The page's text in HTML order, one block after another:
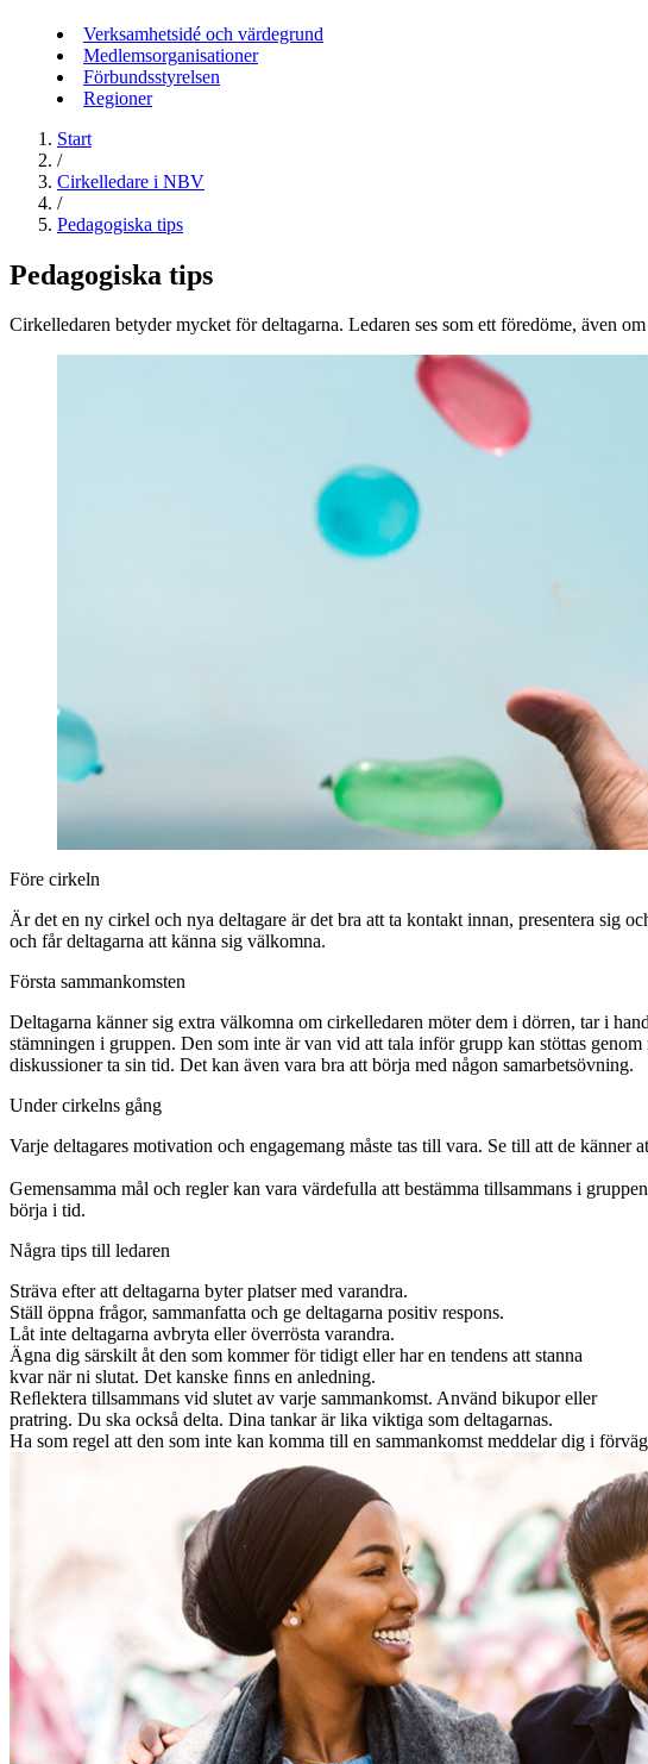
Verksamhetsidé och värdegrund
Medlemsorganisationer
Förbundsstyrelsen
Regioner
Start
/
Cirkelledare i NBV
/
Pedagogiska tips
Pedagogiska tips
Cirkelledaren betyder mycket för deltagarna. Ledaren ses som ett föredöme, även
Före cirkeln
Är det en ny cirkel och nya deltagare är det bra att ta kontakt innan, presentera sig
och får deltagarna att känna sig välkomna.
Första sammankomsten
Deltagarna känner sig extra välkomna om cirkelledaren möter dem i dörren, tar i
stämningen i gruppen. Den som inte är van vid att tala inför grupp kan stöttas
diskussioner ta sin tid. Det kan även vara bra att börja med någon samarbetsövning.
Under cirkelns gång
Varje deltagares motivation och engagemang måste tas till vara. Se till att de
Gemensamma mål och regler kan vara värdefulla att bestämma tillsammans i
börja i tid.
Några tips till ledaren
Sträva efter att deltagarna byter platser med varandra.
Ställ öppna frågor, sammanfatta och ge deltagarna positiv respons.
Låt inte deltagarna avbryta eller överrösta varandra.
Ägna dig särskilt åt den som kommer för tidigt eller har en tendens att stanna
kvar när ni slutat. Det kanske ﬁnns en anledning.
Reﬂektera tillsammans vid slutet av varje sammankomst. Använd bikupor eller
pratring. Du ska också delta. Dina tankar är lika viktiga som deltagarnas.
Ha som regel att den som inte kan komma till en sammankomst meddelar dig i